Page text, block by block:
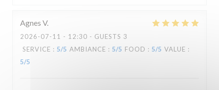
Agnes V
2026-07-11 - 12:30 - GUESTS 3
SERVICE : 5/5 AMBIANCE : 5/5 FOOD : 5/5 VALUE :
5/5